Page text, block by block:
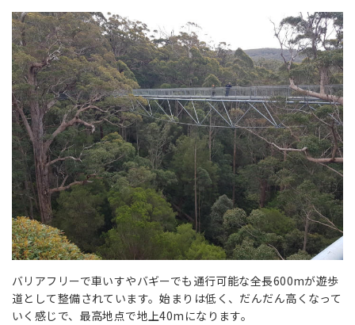
バリアフリーで車いすやバギーでも通行可能な全長600mが遊歩
道として整備されています。始まりは低く、だんだん高くなって
いく感じで、最高地点で地上40mになります。